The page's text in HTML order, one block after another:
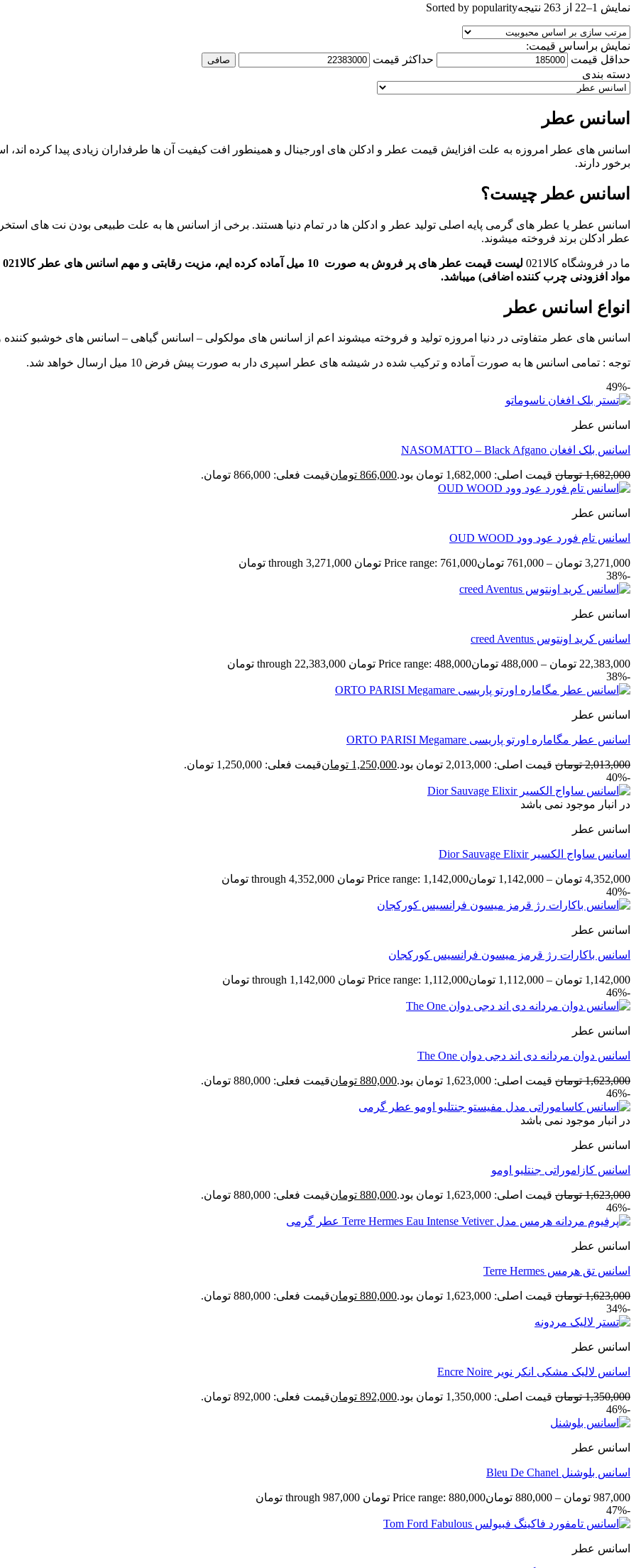
نمایش 1–22 از 263 نتیجه Sorted by popularity
نمایش براساس قیمت:
حداقل قیمت
حداكثر قيمت صافی
دسته بندی
اسانس عطر
اسانس های عطر امروزه به علت افزایش قیمت عطر و ادکلن های اورجینال و همینطور افت کیفیت آن ها طرفداران زیادی پیدا کرده
برخور دارند.
اسانس عطر چیست؟
اسانس عطر یا عطر های گرمی پایه اصلی تولید عطر و ادکلن ها در تمام دنیا هستند. برخی از اسانس ها به علت طبیعی بودن نت های
عطر ادکلن برند فروخته میشوند.
ما در فروشگاه کالا021
مواد افزودنی چرب کننده اضافی) میباشد.
انواع اسانس عطر
اسانس های عطر متفاوتی در دنیا امروزه تولید و فروخته میشوند اعم از اسانس های مولکولی – اسانس گیاهی – اسانس های خوشبو کننده
توجه : تمامی اسانس ها به صورت آماده و ترکیب شده در شیشه های عطر اسپری دار به صورت پیش فرض 10 میل ارسال خواهد شد.
-49%
اسانس عطر
اسانس بلک افغان NASOMATTO – Black Afgano
1,682,000 تومان قیمت اصلی: 1,682,000 تومان بود. 866,000 تومانقیمت فعلی: 866,000 تومان.
اسانس عطر
اسانس تام فورد عود وود OUD WOOD
3,271,000 تومان –
761,000 تومانPrice range: 761,000 تومان through 3,271,000 تومان
-38%
اسانس عطر
اسانس کرید اونتوس creed Aventus
22,383,000 تومان –
488,000 تومانPrice range: 488,000 تومان through 22,383,000 تومان
-38%
اسانس عطر
اسانس عطر مگاماره اورتو پاریسی ORTO PARISI Megamare
2,013,000 تومان قیمت اصلی: 2,013,000 تومان بود. 1,250,000 تومانقیمت فعلی: 1,250,000 تومان.
-40%
در انبار موجود نمی باشد
اسانس عطر
اسانس ساواج الکسیر Dior Sauvage Elixir
4,352,000 تومان –
1,142,000 تومانPrice range: 1,142,000 تومان through 4,352,000 تومان
-40%
اسانس عطر
اسانس باکارات رژ قرمز میسون فرانسیس کورکجان
1,142,000 تومان –
1,112,000 تومانPrice range: 1,112,000 تومان through 1,142,000 تومان
-46%
اسانس عطر
اسانس دوان مردانه دی اند دجی دوان The One
1,623,000 تومان قیمت اصلی: 1,623,000 تومان بود. 880,000 تومانقیمت فعلی: 880,000 تومان.
-46%
در انبار موجود نمی باشد
اسانس عطر
اسانس کازاموراتی جنتلیو اومو
1,623,000 تومان قیمت اصلی: 1,623,000 تومان بود. 880,000 تومانقیمت فعلی: 880,000 تومان.
-46%
اسانس عطر
اسانس تق هرمس Terre Hermes
1,623,000 تومان قیمت اصلی: 1,623,000 تومان بود. 880,000 تومانقیمت فعلی: 880,000 تومان.
-34%
اسانس عطر
اسانس لالیک مشکی انکر نویر Encre Noire
1,350,000 تومان قیمت اصلی: 1,350,000 تومان بود. 892,000 تومانقیمت فعلی: 892,000 تومان.
-46%
اسانس عطر
اسانس بلوشنل Bleu De Chanel
987,000 تومان –
880,000 تومانPrice range: 880,000 تومان through 987,000 تومان
-47%
اسانس عطر